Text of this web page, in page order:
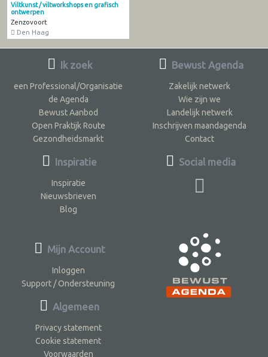
Viltkunst / viltworkshops en grafisch
ontwerpen
Zenzovoort
Den Haag
Ik zoek
een Professional/Organisatie
de Agenda
Bewust Aanbod
Open Praktijk Route
Gezondheidsmarkt
Inspiratie
Inspiratie
Nieuwsbrieven
Blog
Bewust Agenda
Zakelijk netwerk
Wie zijn we
Landelijk netwerk
Inschrijven maandagenda
Contact
Social media
Mijn Account
Inloggen
Support / Ondersteuning
Algemeen
Privacy statement
Cookie statement
Voorwaarden